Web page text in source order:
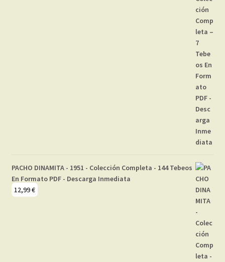
PACHO DINAMITA - 1951 - Colección Completa - 144 Tebeos
En Formato PDF - Descarga Inmediata
12,99€